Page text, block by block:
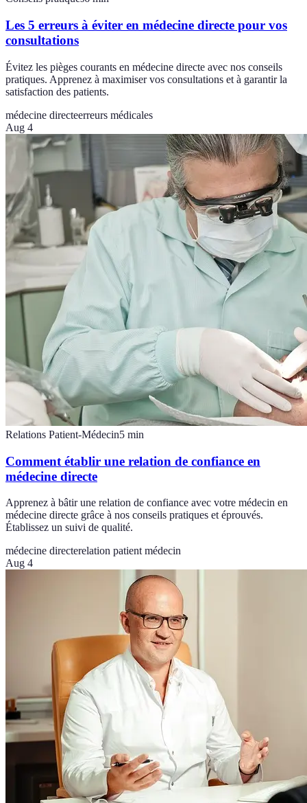
Les 5 erreurs à éviter en médecine directe pour vos
consultations
Évitez les pièges courants en médecine directe avec nos conseils
pratiques. Apprenez à maximiser vos consultations et à garantir la
satisfaction des patients.
médecine directeerreurs médicales
Aug 4
Relations Patient-Médecin5 min
Comment établir une relation de confiance en
médecine directe
Apprenez à bâtir une relation de confiance avec votre médecin en
médecine directe grâce à nos conseils pratiques et éprouvés.
Établissez un suivi de qualité.
médecine directerelation patient médecin
Aug 4